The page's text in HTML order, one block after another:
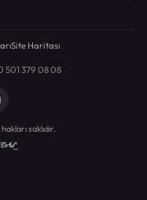
Site Haritası
501 379 08 08
saklıdır.